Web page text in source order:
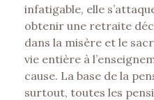
infatigable, elle
obtenir une retraite
dans la misère et le
vie entière à
cause. La base de la
surtout, toutes les